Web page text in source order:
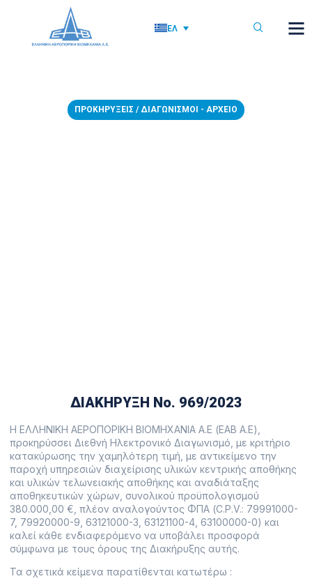
ΕΛ
ΠΡΟΚΗΡΎΞΕΙΣ / ΔΙΑΓΩΝΙΣΜΟΊ - ΑΡΧΕΊΟ
ΔΙΑΚΗΡΥΞΗ Νο. 969/2023
Η ΕΛΛΗΝΙΚΗ ΑΕΡΟΠΟΡΙΚΗ ΒΙΟΜΗΧΑΝΙΑ Α.Ε (ΕΑΒ Α.Ε),
προκηρύσσει Διεθνή Ηλεκτρονικό Διαγωνισμό, με κριτήριο
κατακύρωσης την χαμηλότερη τιμή, με αντικείμενο την
παροχή υπηρεσιών διαχείρισης υλικών κεντρικής αποθήκης
και υλικών τελωνειακής αποθήκης και αναδιάταξης
αποθηκευτικών χώρων, συνολικού προϋπολογισμού
380.000,00 €, πλέον αναλογούντος ΦΠΑ (C.P.V.: 79991000-
7, 79920000-9, 63121000-3, 63121100-4, 63100000-0) και
καλεί κάθε ενδιαφερόμενο να υποβάλει προσφορά
σύμφωνα με τους όρους της Διακήρυξης αυτής.
Τα σχετικά κείμενα παρατίθενται κατωτέρω :